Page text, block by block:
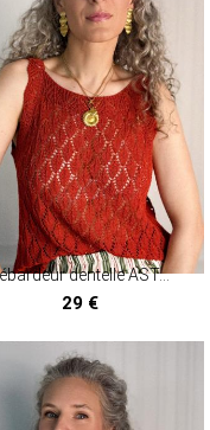
Débardeur dentelle ASTANA
29 €